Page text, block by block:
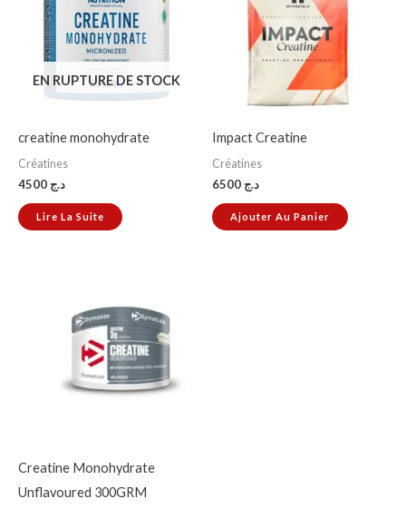
EN RUPTURE DE STOCK
creatine monohydrate
Créatines
د.ج
Lire La Suite
Impact Creatine
Créatines
د.ج
Ajouter Au Panier
Creatine Monohydrate
Unflavoured 300GRM